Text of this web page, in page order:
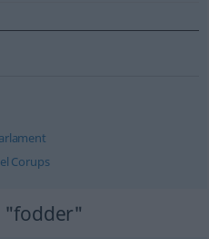
Corups
"fodder"